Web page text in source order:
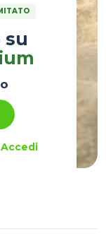
su
Accedi